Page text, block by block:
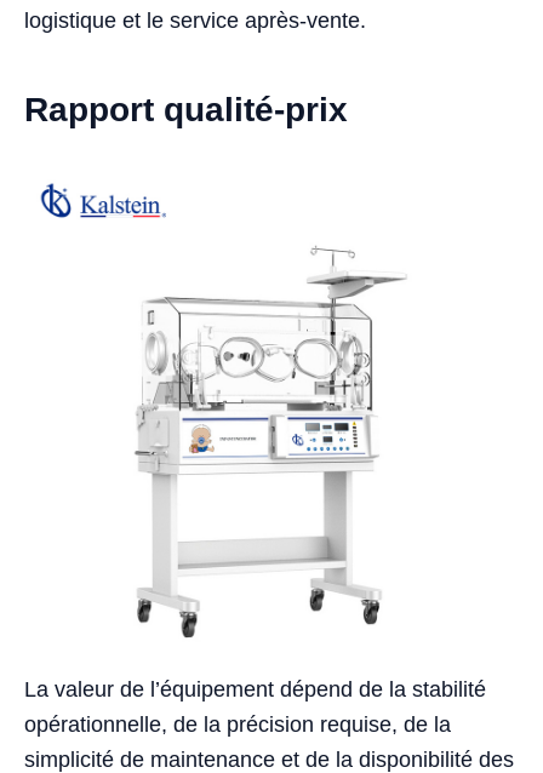
logistique et le service après-vente.
Rapport qualité-prix
La valeur de l’équipement dépend de la stabilité
opérationnelle, de la précision requise, de la
simplicité de maintenance et de la disponibilité des